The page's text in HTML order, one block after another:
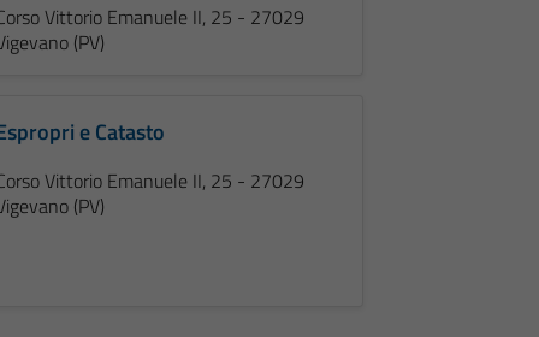
Vittorio Emanuele II, 25 - 27029
(PV)
e Catasto
Vittorio Emanuele II, 25 - 27029
(PV)